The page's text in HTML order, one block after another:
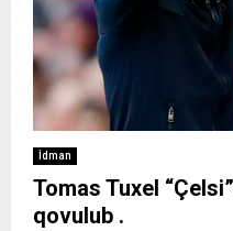
İdman
Tomas Tuxel
qovulub .